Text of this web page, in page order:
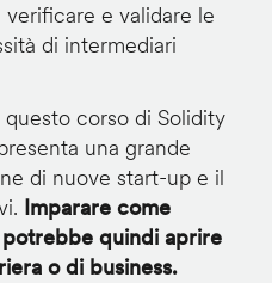
e validare le
di intermediari
corso di Solidity
una grande
di nuove start-up e il
Imparare come
quindi aprire
o di business.